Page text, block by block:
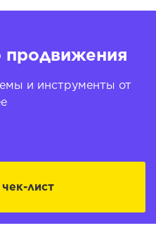
и инструменты от
лист